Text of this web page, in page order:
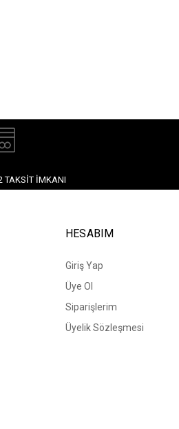
TAKSIT İMKANI
HESABIM
Giriş Yap
Üye Ol
Siparişlerim
Üyelik Sözleşmesi